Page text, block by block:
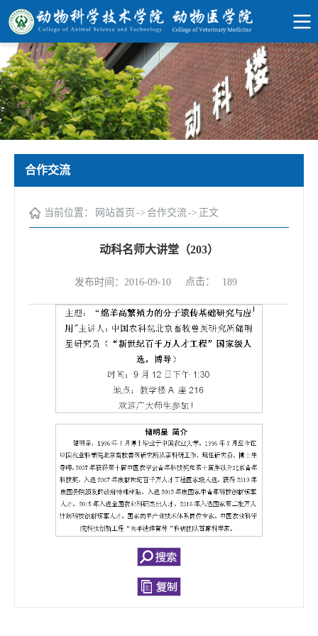
合作交流
当前位置： 网站首页 -> 合作交流-> 正文
动科名师大讲堂（203）
发布时间：2016-09-10 点击： 189